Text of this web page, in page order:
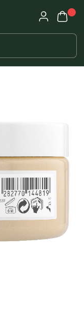
Ouvrir
Mon
est vide